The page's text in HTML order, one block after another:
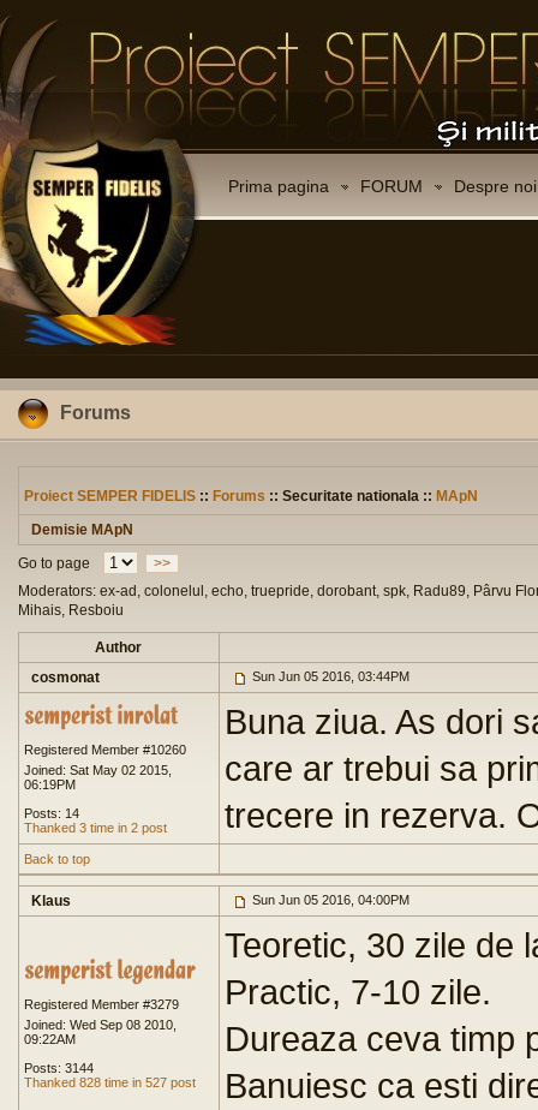
Prima pagina FORUM Despre noi
Forums
Proiect SEMPER FIDELIS :: Forums :: Securitate nationala :: MApN
Demisie MApN
Go to page
>>
Moderators: ex-ad, colonelul, echo, truepride, dorobant, spk, Radu89, Pârvu
Mihais, Resboiu
Author
cosmonat
Sun Jun 05 2016, 03:44PM
Registered Member #10260
Joined: Sat May 02 2015,
06:19PM
Posts: 14
Thanked 3 time in 2 post
Buna ziua. As dori
care ar trebui sa
trecere in rezerva.
Back to top
Klaus Sun Jun 05 2016, 04:00PM
Registered Member #3279
Joined: Wed Sep 08 2010,
09:22AM
Posts: 3144
Thanked 828 time in 527 post
Teoretic, 30 zile de
Practic, 7-10 zile.
Dureaza ceva timp
Banuiesc ca esti